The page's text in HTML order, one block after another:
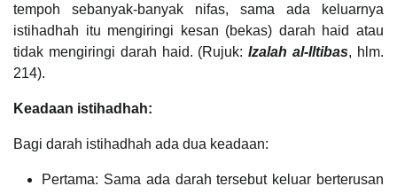
tempoh sebanyak-banyak nifas, sama ada keluarnya
istihadhah itu mengiringi kesan (bekas) darah haid atau
tidak mengiringi darah haid. (Rujuk:Izalah al-Iltibas, hlm.
214).
Keadaan istihadhah:
Bagi darah istihadhah ada dua keadaan:
Pertama: Sama ada darah tersebut keluar berterusan